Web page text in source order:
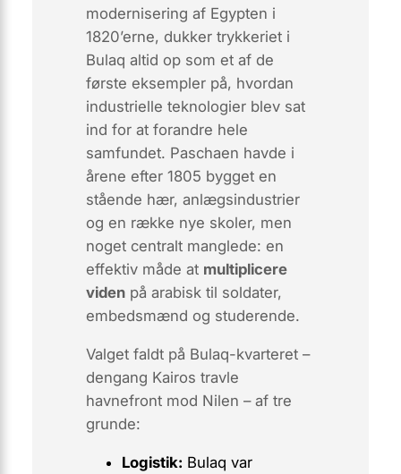
modernisering af Egypten i
1820’erne, dukker trykkeriet i
Bulaq altid op som et af de
første eksempler på, hvordan
industrielle teknologier blev sat
ind for at forandre hele
samfundet. Paschaen havde i
årene efter 1805 bygget en
stående hær, anlægs­industrier
og en række nye skoler, men
noget centralt manglede: en
effektiv måde at multiplicere
videnpå arabisk til soldater,
embedsmænd og studerende.
Valget faldt på Bulaq-kvarteret –
dengang Kairos travle
havnefront mod Nilen – af tre
grunde:
Logistik: Bulaq var